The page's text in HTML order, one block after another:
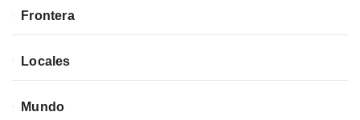
Frontera
Locales
Mundo